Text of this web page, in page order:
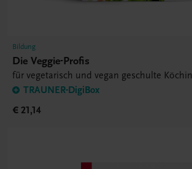
Bildung
Die Veggie-Profis
für vegetarisch und vegan geschulte
TRAUNER-DigiBox
€ 21,14